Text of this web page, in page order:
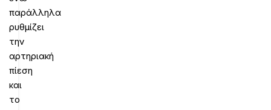
παράλληλα
ρυθμίζει
την
αρτηριακή
πίεση
και
το